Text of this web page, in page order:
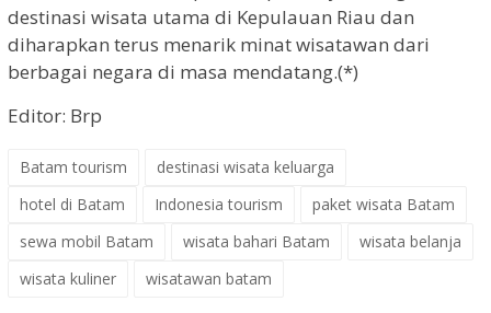
destinasi wisata utama di Kepulauan Riau dan
diharapkan terus menarik minat wisatawan dari
berbagai negara di masa mendatang.(*)
Editor: Brp
Batam tourism
destinasi wisata keluarga
hotel di Batam
Indonesia tourism
paket wisata Batam
sewa mobil Batam
wisata bahari Batam
wisata belanja
wisata kuliner
wisatawan batam